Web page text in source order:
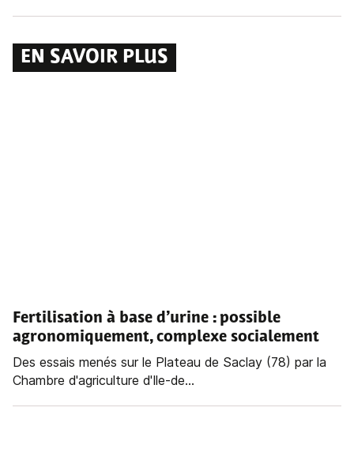
EN SAVOIR PLUS
Fertilisation à base d’urine : possible
agronomiquement, complexe socialement
Des essais menés sur le Plateau de Saclay (78) par la
Chambre d'agriculture d'Ile-de...